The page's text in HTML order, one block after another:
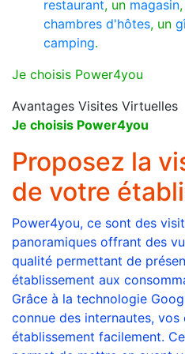
restaurant, un magasin
chambres d'hôtes, un
camping.
Je choisis Power4you
Avantages Visites Virtuelles
Je choisis Power4you
Proposez la
de votre
Power4you, ce sont des
panoramiques offrant des
qualité permettant de
établissement aux
Grâce à la technologie
connue des internautes,
établissement facilement.